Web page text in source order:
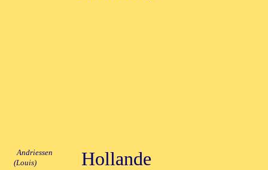
Andriessen
(Louis)
Hollande